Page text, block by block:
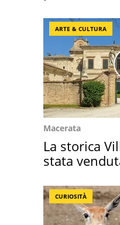
ARTE & CULTURA
Macerata
La storica
stata
CURIOSITÀ